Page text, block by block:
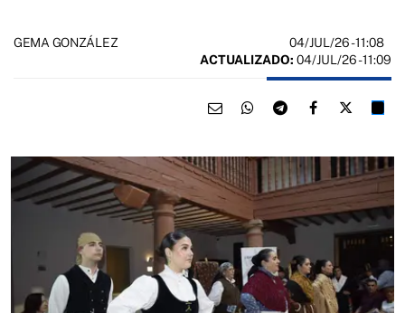
GEMA GONZÁLEZ 04/JUL/26- 11:08
ACTUALIZADO: 04/JUL/26 - 11:09